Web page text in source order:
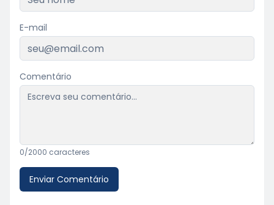
E-mail
Comentário
0/2000 caracteres
Enviar Comentário